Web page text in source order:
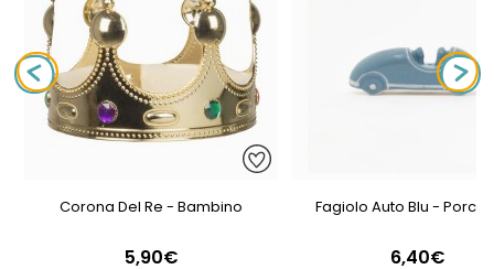
Corona Del Re - Bambino
5,90€
Fagiolo Auto Blu -
6,40€